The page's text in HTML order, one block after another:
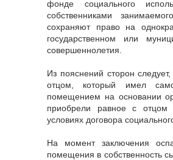
фонде социального
собственниками
сохраняют право на
государственном или
совершеннолетия.
Из пояснений сторон
отцом, который имел
помещением на основании
приобрели равное с
условиях договора
На момент заключения
помещения в собственность